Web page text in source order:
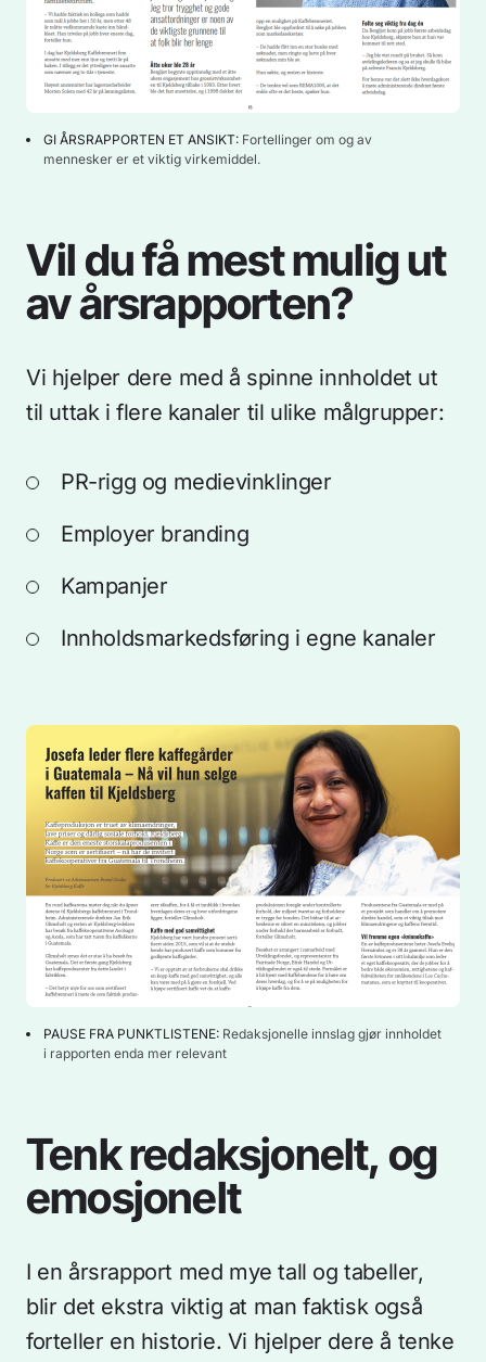
GI ÅRSRAPPORTEN ET ANSIKT: Fortellinger om og av
mennesker er et viktig virkemiddel.
Vil du få mest mulig ut
av årsrapporten?
Vi hjelper dere med å spinne innholdet ut
til uttak i flere kanaler til ulike målgrupper:
PR-rigg og medievinklinger
Employer branding
Kampanjer
Innholdsmarkedsføring i egne kanaler
PAUSE FRA PUNKTLISTENE: Redaksjonelle innslag gjør innholdet
i rapporten enda mer relevant
Tenk redaksjonelt, og
emosjonelt
I en årsrapport med mye tall og tabeller,
blir det ekstra viktig at man faktisk også
forteller en historie. Vi hjelper dere å tenke